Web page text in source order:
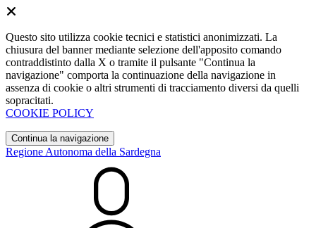
Questo sito utilizza cookie tecnici e statistici anonimizzati. La
chiusura del banner mediante selezione dell'apposito comando
contraddistinto dalla X o tramite il pulsante "Continua la
navigazione" comporta la continuazione della navigazione in
assenza di cookie o altri strumenti di tracciamento diversi da quelli
sopracitati.
COOKIE POLICY
Continua la navigazione
Regione Autonoma della Sardegna